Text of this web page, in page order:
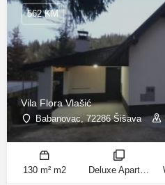
Vila Flora Vlašić
Babanovac, 72286 Šišava
562 KM
130 m² m2